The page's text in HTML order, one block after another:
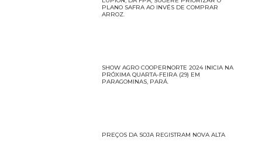
PLANO SAFRA AO INVÉS DE COMPRAR
ARROZ.
SHOW AGRO COOPERNORTE 2024 INICIA NA
PRÓXIMA QUARTA-FEIRA (29) EM
PARAGOMINAS, PARÁ.
PREÇOS DA SOJA REGISTRAM NOVA ALTA